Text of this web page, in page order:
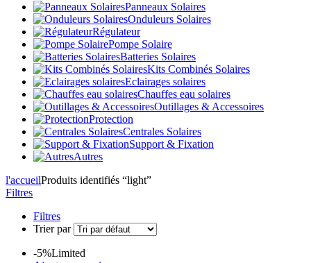
Panneaux Solaires
Onduleurs Solaires
Régulateur
Pompe Solaire
Batteries Solaires
Kits Combinés Solaires
Eclairages solaires
Chauffes eau solaires
Outillages & Accessoires
Protection
Centrales Solaires
Support & Fixation
Autres
l'accueilProduits identifiés “light”
Filtres
Filtres
Trier par
-5%Limited